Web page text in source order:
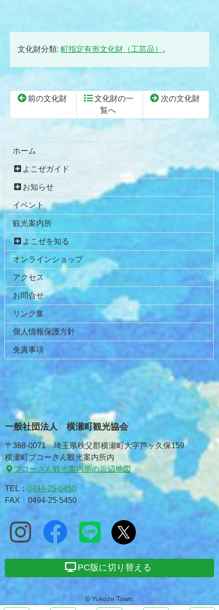
文化財分類: 町指定有形文化財（工芸品） 。
前の文化財
文化財の一
覧へ
次の文化財
ン
の
先
戻
の
戻
る
ホーム
よこぜガイド
お知らせ
イベント
観光案内所
よこぜを知る
オンラインショップ
アクセス
お問合せ
リンク集
個人情報保護方針
免責事項
一般社団法人 横瀬町観光協会
〒368-0071 埼玉県秩父郡横瀬町大字芦ヶ久保159
横瀬町ブコーさん観光案内所内
ブコーさん観光案内所の近辺地図
TEL： 0494-25-0450
FAX：0494-25-5450
PC版に切り替える
© Yokoze Town.